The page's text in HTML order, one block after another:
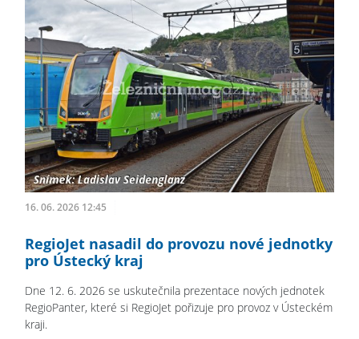
16. 06. 2026 12:45
RegioJet nasadil do provozu nové jednotky
pro Ústecký kraj
Dne 12. 6. 2026 se uskutečnila prezentace nových jednotek
RegioPanter, které si RegioJet pořizuje pro provoz v Ústeckém
kraji.